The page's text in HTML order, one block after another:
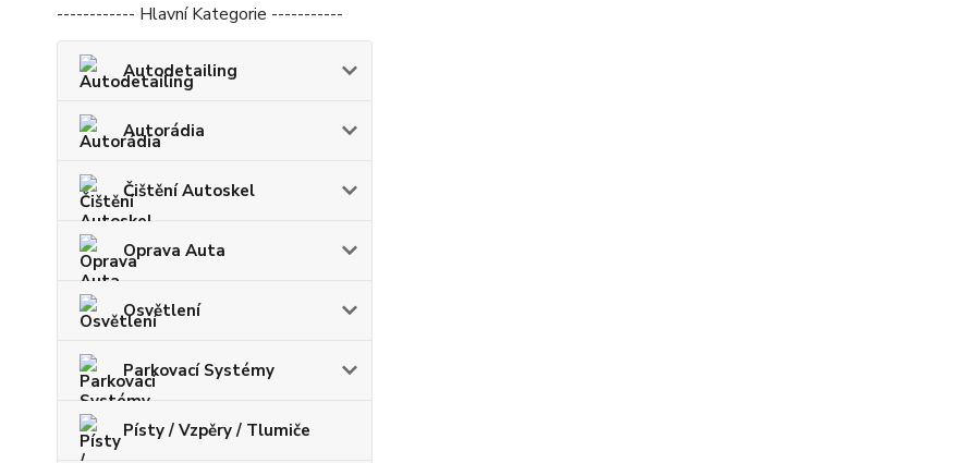
------------ Hlavní Kategorie -----------
Autodetailing
Autorádia
Čištění Autoskel
Oprava Auta
Osvětlení
Parkovací Systémy
Písty / Vzpěry / Tlumiče